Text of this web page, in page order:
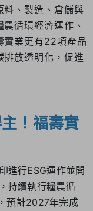
料、製造、倉儲與
循環經濟運作、
實業更有22項產品
排放透明化，促進
！福壽實
進行ESG運作並開
持續執行糧農循
預計2027年完成